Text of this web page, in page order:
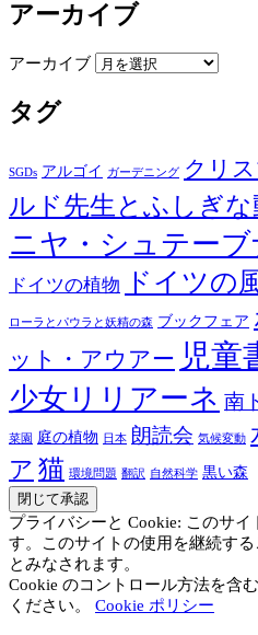
アーカイブ
アーカイブ
タグ
SGDs アルゴイ ガーデニング クリ
ルド先生とふしぎ
ニヤ・シュテーブ
ドイツの植物 ドイツの
ローラとパウラと妖精の森 ブックフェア
ット・アウアー 児童
少女リリアーネ 南
菜園 庭の植物 日本 朗読会 気候変動
ア 猫 環境問題 翻訳 自然科学 黒い森
プライバシーと Cookie: このサイ
す。このサイトの使用を継続す
とみなされます。
Cookie のコントロール方法を含
ください。 Cookie ポリシー